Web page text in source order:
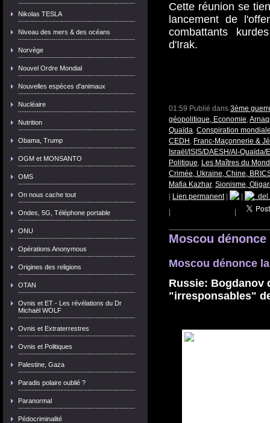
Nikolas TESLA
Niveau des mers & des océans
Norvège
Nouvel Ordre Mondial
Nouvelles espèces d'animaux
Nucléaire
Nutrition
Obama, Trump
OGM et MONSANTO
OMS
On nous cache tout
Ondes, 5G, Téléphone portable
ONU
Opérations Anonymous
Origines des religions
OTAN
Ovnis et ET - Les révélations du Dr
Michaël WOLF
Ovnis et Extraterrestres
Ovnis et Politiques
Palestine, Gaza
Paradis polaire oublié ?
Paranormal
Pédocriminalité
Cette réunion se
lancement de
combattants
d'Irak.
01:59 Publié dans 3ème
géopolitique, Economie,
Quaïda, Conspiration
CEDH , Franc-Maçonnerie &
Israël/ISIS/DAESH/Al-Quaïda/
Politique, Les Maîtres du
Crimée, Ukraine, Chine,
Mafia Kazhar, Sionisme,
Lien permanent|
Moscou
Moscou dénonce
Russie: Bogdanov
"irresponsables"